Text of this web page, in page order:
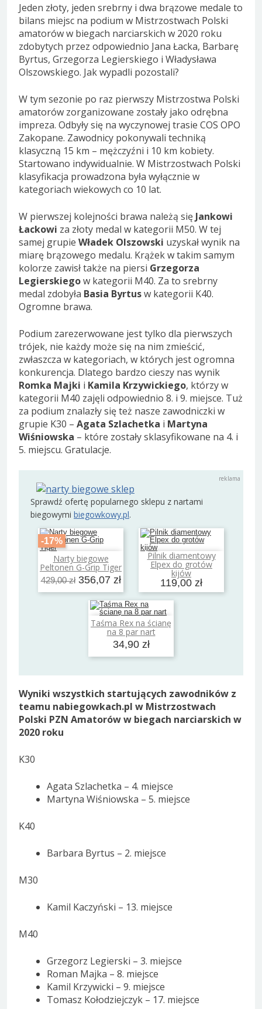
Jeden złoty, jeden srebrny i dwa brązowe medale to
bilans miejsc na podium w Mistrzostwach Polski
amatorów w biegach narciarskich w 2020 roku
zdobytych przez odpowiednio Jana Łacka, Barbarę
Byrtus, Grzegorza Legierskiego i Władysława
Olszowskiego. Jak wypadli pozostali?
W tym sezonie po raz pierwszy Mistrzostwa Polski
amatorów zorganizowane zostały jako odrębna
impreza. Odbyły się na wyczynowej trasie COS OPO
Zakopane. Zawodnicy pokonywali techniką
klasyczną 15 km – mężczyźni i 10 km kobiety.
Startowano indywidualnie. W Mistrzostwach Polski
klasyfikacja prowadzona była wyłącznie w
kategoriach wiekowych co 10 lat.
W pierwszej kolejności brawa należą się Jankowi
Łackowi za złoty medal w kategorii M50. W tej
samej grupie Władek Olszowski uzyskał wynik na
miarę brązowego medalu. Krążek w takim samym
kolorze zawisł także na piersi Grzegorza
Legierskiegow kategorii M40. Za to srebrny
medal zdobyła Basia Byrtusw kategorii K40.
Ogromne brawa.
Podium zarezerwowane jest tylko dla pierwszych
trójek, nie każdy może się na nim zmieścić,
zwłaszcza w kategoriach, w których jest ogromna
konkurencja. Dlatego bardzo cieszy nas wynik
Romka Majki i Kamila Krzywickiego, którzy w
kategorii M40 zajęli odpowiednio 8. i 9. miejsce. Tuż
za podium znalazły się też nasze zawodniczki w
grupie K30 – Agata Szlachetka i Martyna
Wiśniowska – które zostały sklasyfikowane na 4. i
5. miejscu. Gratulacje.
Sprawdź ofertę popularnego sklepu z nartami
biegowymi biegowkowy.pl.
-17%
Narty biegowe
Peltonen G-Grip Tiger
429,00 zł 356,07 zł
Dodaj do koszyka Pilnik diamentowy
Elpex do grotów
kijów
119,00 zł
Dodaj do koszyka
Taśma Rex na ścianę
na 8 par nart
34,90 zł
Dodaj do koszyka
Wyniki wszystkich startujących zawodników z
teamu nabiegowkach.pl w Mistrzostwach
Polski PZN Amatorów w biegach narciarskich w
2020 roku
K30
Agata Szlachetka – 4. miejsce
Martyna Wiśniowska – 5. miejsce
K40
Barbara Byrtus – 2. miejsce
M30
Kamil Kaczyński – 13. miejsce
M40
Grzegorz Legierski – 3. miejsce
Roman Majka – 8. miejsce
Kamil Krzywicki – 9. miejsce
Tomasz Kołodziejczyk – 17. miejsce